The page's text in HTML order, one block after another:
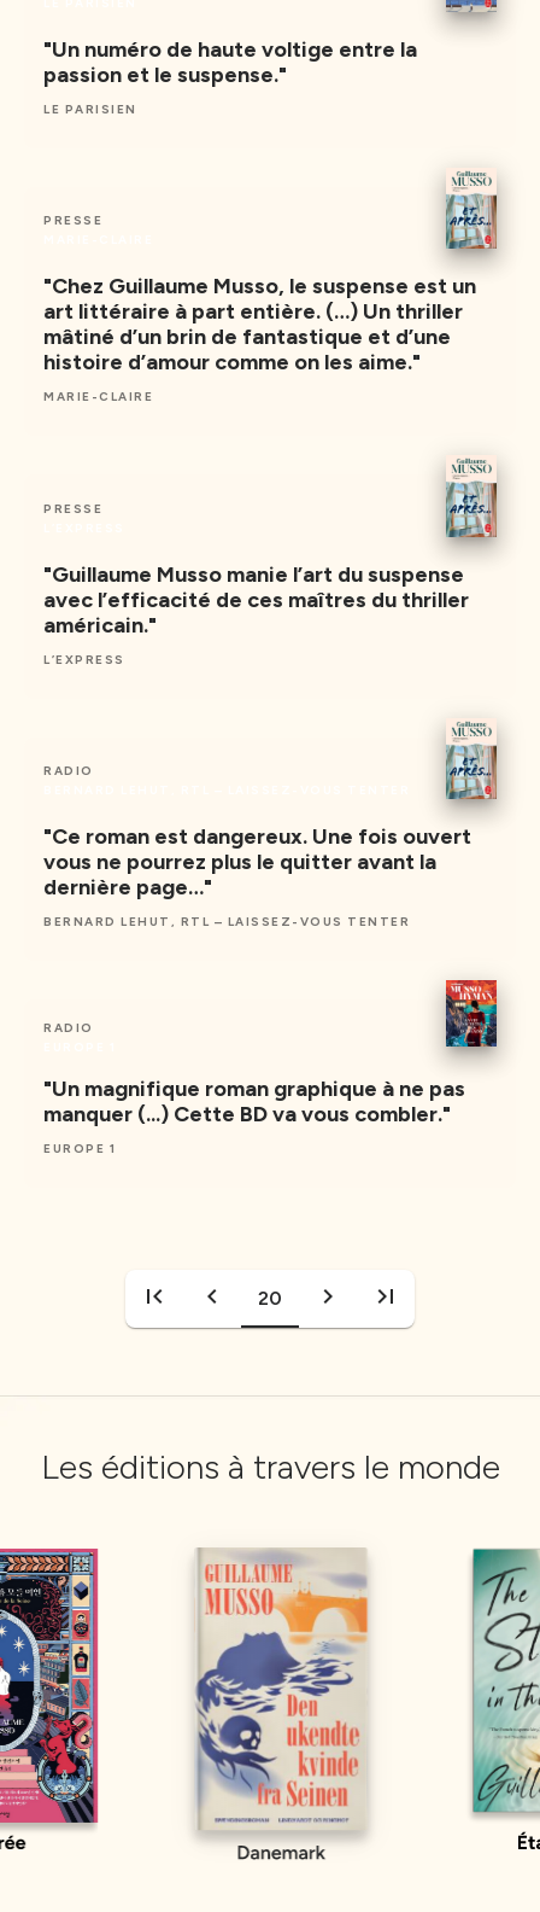
"Un numéro de haute voltige entre la
passion et le suspense."
LE PARISIEN
PRESSE
"Chez Guillaume Musso, le suspense est un
art littéraire à part entière. (…) Un thriller
mâtiné d’un brin de fantastique et d’une
histoire d’amour comme on les aime."
MARIE-CLAIRE
PRESSE
"Guillaume Musso manie l’art du suspense
avec l’efficacité de ces maîtres du thriller
américain."
L’EXPRESS
RADIO
"Ce roman est dangereux. Une fois ouvert
vous ne pourrez plus le quitter avant la
dernière page…"
BERNARD LEHUT, RTL – LAISSEZ-VOUS TENTER
RADIO
"Un magnifique roman graphique à ne pas
manquer (...) Cette BD va vous combler."
EUROPE 1
first_page chevron_left 20 chevron_right last_page
Les éditions à travers le monde